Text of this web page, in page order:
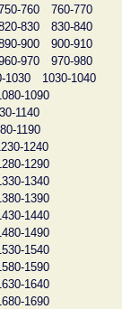
760
760-770
830
830-840
900
900-910
970
970-980
1030
1030-1040
1090
1140
1190
1240
1290
1340
1390
1440
1490
1540
1590
1640
1690